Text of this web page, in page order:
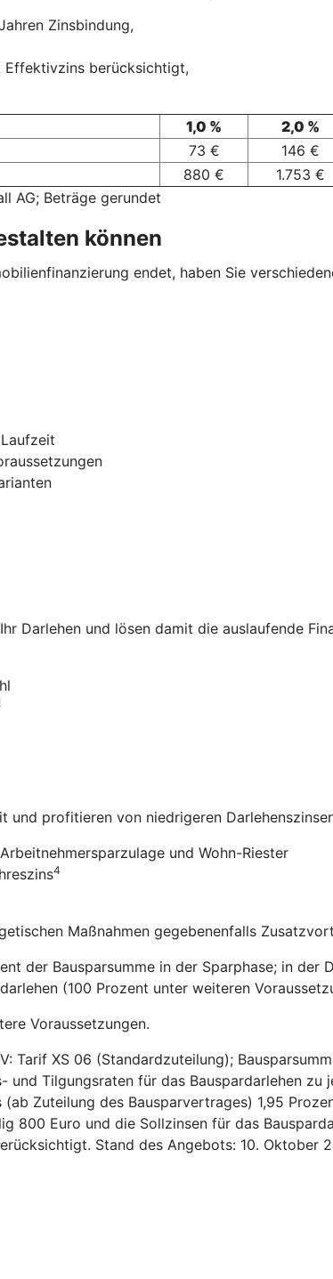
Zinsbindung,
Effektivzins berücksichtigt,
1,0 % 2,0 %
73 € 146 €
880 € 1.753 €
AG; Beträge gerundet
können
endet, haben Sie
Darlehen und lösen damit die auslaufende
profitieren von niedrigeren
und Wohn-Riester
4
Maßnahmen gegebenenfalls
der Bausparsumme in der Sparphase; in der
(100 Prozent unter weiteren
Voraussetzungen.
Tarif XS 06 (Standardzuteilung);
Tilgungsraten für das Bauspardarlehen
Zuteilung des Bausparvertrages) 1,95
800 Euro und die Sollzinsen für das
Stand des Angebots: 10. Oktober